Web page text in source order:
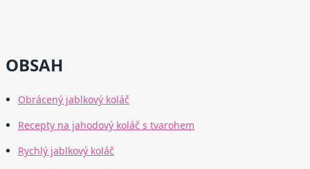
OBSAH
Obrácený jablkový koláč
Recepty na jahodový koláč s tvarohem
Rychlý jablkový koláč